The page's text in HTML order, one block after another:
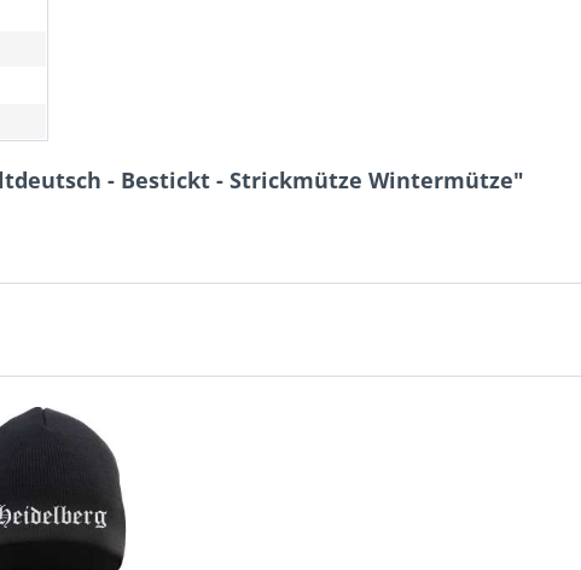
- Bestickt - Strickmütze Wintermütze"